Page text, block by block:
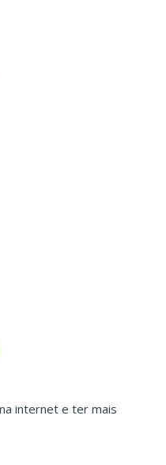
internet e ter mais